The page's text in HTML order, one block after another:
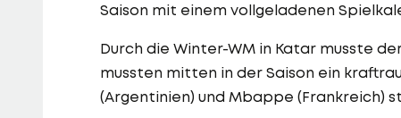
Saison mit einem vollgeladenen
Durch die Winter-WM in Katar musste
mussten mitten in der Saison ein
(Argentinien) und Mbappe (Frankreich)